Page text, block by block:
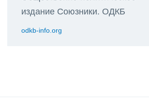
издание Союзники. ОДКБ
odkb-info.org